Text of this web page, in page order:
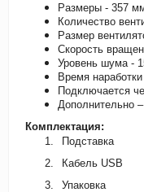
Размеры - 357
Количество
Размер
Скорость
Уровень шума -
Время
Подключается
Дополнительно
Комплектация:
1.
Подставка
2.
Кабель USB
3.
Упаковка